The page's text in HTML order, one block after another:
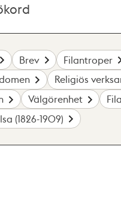
Brev
Filantroper
Religiös
Välgörenhet
(1826-1909)